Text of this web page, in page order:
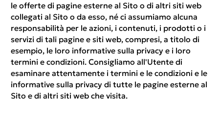
le offerte di pagine esterne al Sito o di altri siti web
collegati al Sito o da esso, né ci assumiamo alcuna
responsabilità per le azioni, i contenuti, i prodotti o i
servizi di tali pagine e siti web, compresi, a titolo di
esempio, le loro informative sulla privacy e i loro
termini e condizioni. Consigliamo all'Utente di
esaminare attentamente i termini e le condizioni e le
informative sulla privacy di tutte le pagine esterne al
Sito e di altri siti web che visita.